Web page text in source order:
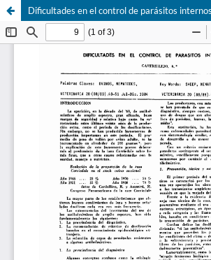
Dificultades en el control de parásitos internos